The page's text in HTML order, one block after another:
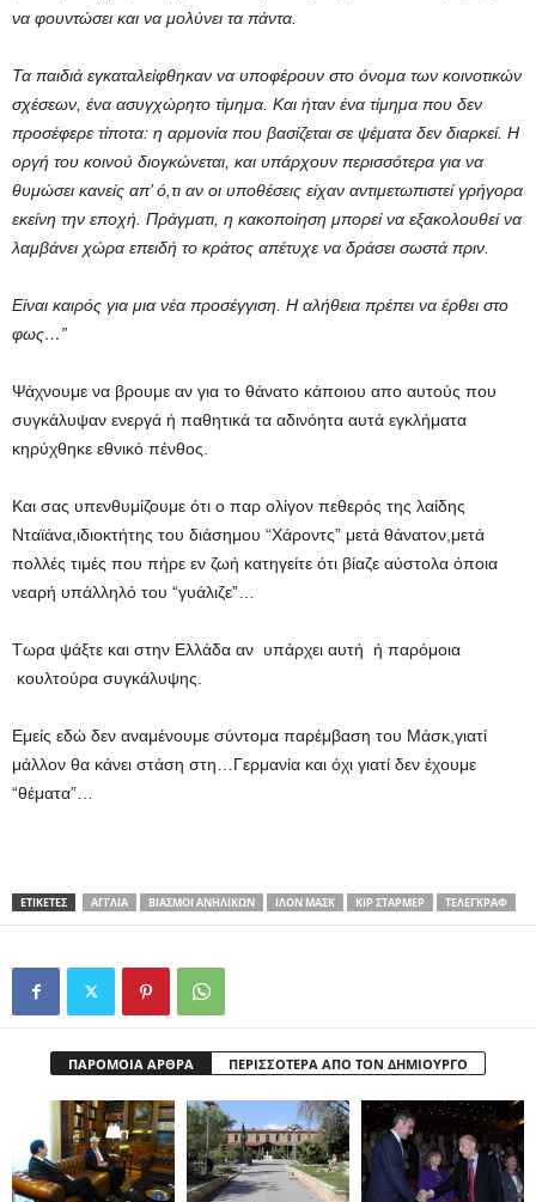
να φουντώσει και να μολύνει τα πάντα.
Τα παιδιά εγκαταλείφθηκαν να υποφέρουν στο όνομα των κοινοτικών
σχέσεων, ένα ασυγχώρητο τίμημα. Και ήταν ένα τίμημα που δεν
προσέφερε τίποτα: η αρμονία που βασίζεται σε ψέματα δεν διαρκεί. Η
οργή του κοινού διογκώνεται, και υπάρχουν περισσότερα για να
θυμώσει κανείς απ’ ό,τι αν οι υποθέσεις είχαν αντιμετωπιστεί γρήγορα
εκείνη την εποχή. Πράγματι, η κακοποίηση μπορεί να εξακολουθεί να
λαμβάνει χώρα επειδή το κράτος απέτυχε να δράσει σωστά πριν.
Είναι καιρός για μια νέα προσέγγιση. Η αλήθεια πρέπει να έρθει στο
φως…”
Ψάχνουμε να βρουμε αν για το θάνατο κάποιου απο αυτούς που
συγκάλυψαν ενεργά ή παθητικά τα αδινόητα αυτά εγκλήματα
κηρύχθηκε εθνικό πένθος.
Και σας υπενθυμίζουμε ότι ο παρ ολίγον πεθερός της λαίδης
Νταϊάνα,ιδιοκτήτης του διάσημου “Χάροντς” μετά θάνατον,μετά
πολλές τιμές που πήρε εν ζωή κατηγείτε ότι βίαζε αύστολα όποια
νεαρή υπάλληλό του “γυάλιζε”…
Τωρα ψάξτε και στην Ελλάδα αν υπάρχει αυτή ή παρόμοια
κουλτούρα συγκάλυψης.
Εμείς εδώ δεν αναμένουμε σύντομα παρέμβαση του Μάσκ,γιατί
μάλλον θα κάνει στάση στη…Γερμανία και όχι γιατί δεν έχουμε
“θέματα”…
ΕΤΙΚΕΤΕΣ ΑΓΓΛΙΑ ΒΙΑΣΜΟΙ ΑΝΗΛΙΚΩΝ ΙΛΟΝ ΜΑΣΚ ΚΙΡ ΣΤΑΡΜΕΡ ΤΕΛΕΓΚΡΑΦ
ΠΑΡΟΜΟΙΑ ΑΡΘΡΑ ΠΕΡΙΣΣΟΤΕΡΑ ΑΠΟ ΤΟΝ ΔΗΜΙΟΥΡΓΟ